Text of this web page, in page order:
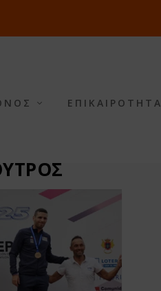
ΕΠΙΚΑΙΡΟΤΗΤΑ